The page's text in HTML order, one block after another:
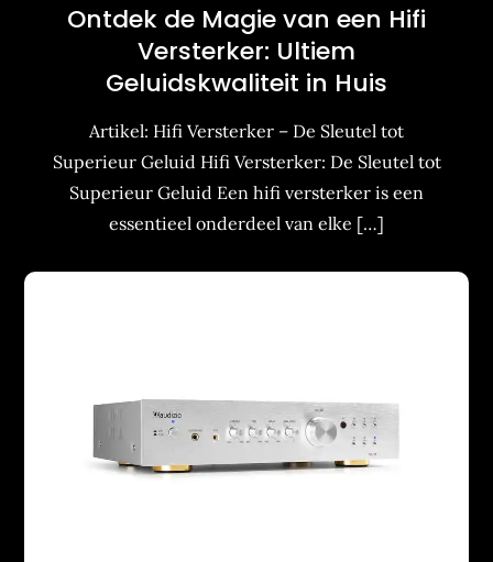
Ontdek de Magie van een Hifi
Versterker: Ultiem
Geluidskwaliteit in Huis
Artikel: Hifi Versterker – De Sleutel tot
Superieur Geluid Hifi Versterker: De Sleutel tot
Superieur Geluid Een hifi versterker is een
essentieel onderdeel van elke […]